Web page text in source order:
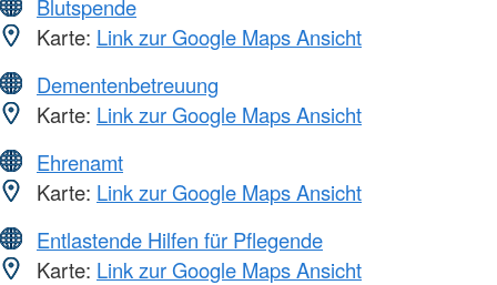
Blutspende
Karte: Link zur Google Maps Ansicht
Dementenbetreuung
Karte: Link zur Google Maps Ansicht
Ehrenamt
Karte: Link zur Google Maps Ansicht
Entlastende Hilfen für Pflegende
Karte: Link zur Google Maps Ansicht